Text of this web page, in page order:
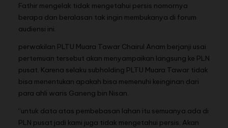
Fathir mengelak tidak mengetahui persis nomornya
berapa dan beralasan tak ingin membukanya di forum
audiensi ini.
perwakilan PLTU Muara Tawar Chairul Anam berjanji usai
pertemuan tersebut akan menyampaikan langsung ke PLN
pusat. Karena selaku subholding PLTU Muara Tawar tidak
bisa menentukan apakah bisa memenuhi keinginan dari
para ahli waris Ganeng bin Nisan.
“untuk data atas pembebasan lahan itu semuanya ada di
PLN pusat jadi kami juga tidak mengetahui persis. Akan